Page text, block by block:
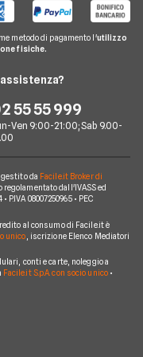
metodo di pagamento l'utilizzo
fisiche.
55 55 999
Ven 9:00-21:00; Sab 9.00-
da Facile.it Broker di
dall'IVASS ed
08007250965 • PEC
al consumo di Facile.it è
unico, iscrizione Elenco Mediatori
conti e carte, noleggio a
Facile.it S.p.A. con socio unico•